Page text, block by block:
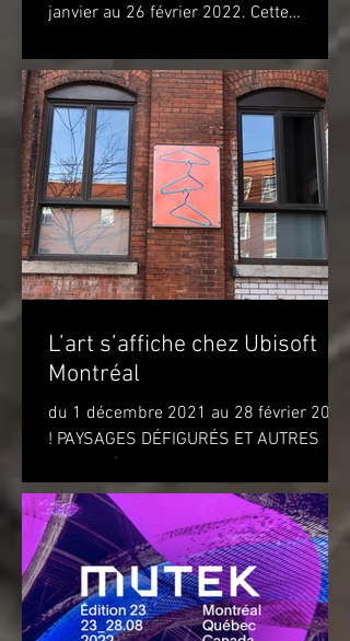
janvier au 26 février 2022. Cette
L’art s’affiche chez Ubisoft
Montréal
du 1 décembre 2021 au 28 février 2022
! PAYSAGES DÉFIGURÉS ET AUTRES
OBJETS (DISFIGURED LANDSCAPES
AND OTHER OBJECTS) de l'artiste...